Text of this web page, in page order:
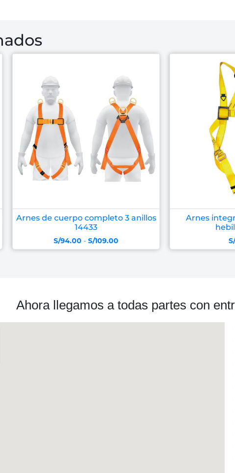
Arnes de cuerpo completo 3 anillos
14433
S/94.00 - S/109.00
Arnes
S/
Ahora llegamos a todas partes con